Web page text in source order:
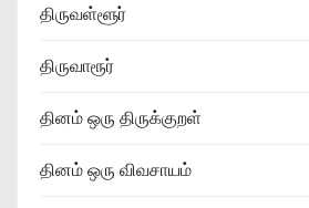
திருவள்ளூர்
திருவாரூர்
தினம் ஒரு திருக்குறள்
தினம் ஒரு விவசாயம்